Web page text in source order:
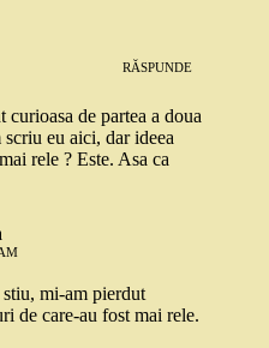
RĂSPUNDE
curioasa de partea a doua
eu aici, dar ideea
rele ? Este. Asa ca
mi-am pierdut
de care-au fost mai rele.